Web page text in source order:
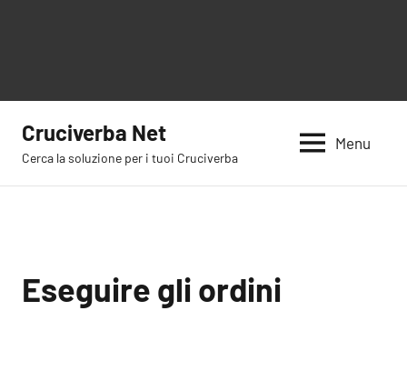
contenuto
Cruciverba Net
Cerca la soluzione per i tuoi Cruciverba
Menu
Eseguire gli ordini